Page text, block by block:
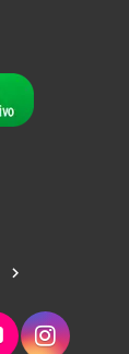
keyboard_arrow_right